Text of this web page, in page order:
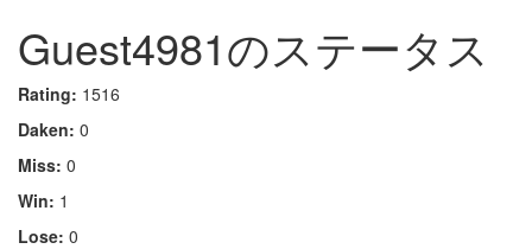
Guest4981のステータス
Rating: 1516
Daken: 0
Miss: 0
Win: 1
Lose: 0